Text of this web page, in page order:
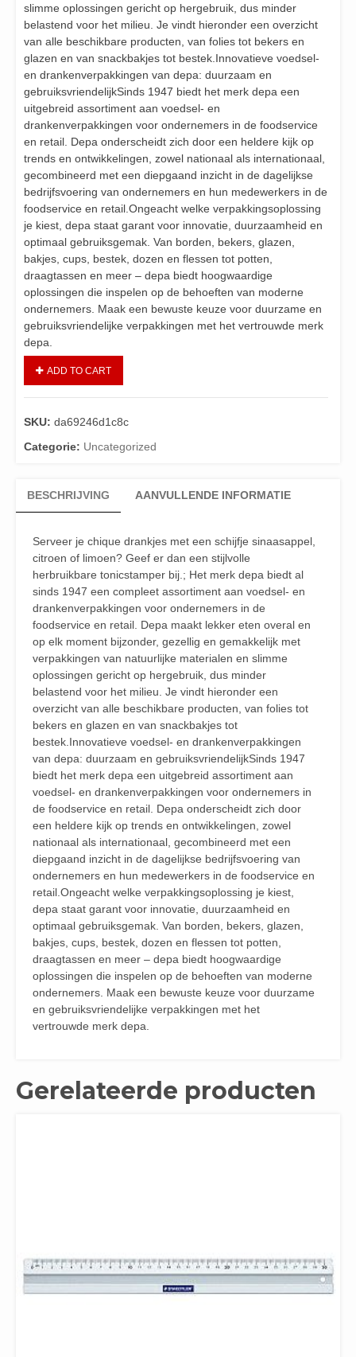
slimme oplossingen gericht op hergebruik, dus minder
belastend voor het milieu. Je vindt hieronder een overzicht
van alle beschikbare producten, van folies tot bekers en
glazen en van snackbakjes tot bestek.Innovatieve voedsel-
en drankenverpakkingen van depa: duurzaam en
gebruiksvriendelijkSinds 1947 biedt het merk depa een
uitgebreid assortiment aan voedsel- en
drankenverpakkingen voor ondernemers in de foodservice
en retail. Depa onderscheidt zich door een heldere kijk op
trends en ontwikkelingen, zowel nationaal als internationaal,
gecombineerd met een diepgaand inzicht in de dagelijkse
bedrijfsvoering van ondernemers en hun medewerkers in de
foodservice en retail.Ongeacht welke verpakkingsoplossing
je kiest, depa staat garant voor innovatie, duurzaamheid en
optimaal gebruiksgemak. Van borden, bekers, glazen,
bakjes, cups, bestek, dozen en flessen tot potten,
draagtassen en meer – depa biedt hoogwaardige
oplossingen die inspelen op de behoeften van moderne
ondernemers. Maak een bewuste keuze voor duurzame en
gebruiksvriendelijke verpakkingen met het vertrouwde merk
depa.
ADD TO CART
SKU: da69246d1c8c
Categorie: Uncategorized
BESCHRIJVING AANVULLENDE INFORMATIE
Serveer je chique drankjes met een schijfje sinaasappel,
citroen of limoen? Geef er dan een stijlvolle
herbruikbare tonicstamper bij.; Het merk depa biedt al
sinds 1947 een compleet assortiment aan voedsel- en
drankenverpakkingen voor ondernemers in de
foodservice en retail. Depa maakt lekker eten overal en
op elk moment bijzonder, gezellig en gemakkelijk met
verpakkingen van natuurlijke materialen en slimme
oplossingen gericht op hergebruik, dus minder
belastend voor het milieu. Je vindt hieronder een
overzicht van alle beschikbare producten, van folies tot
bekers en glazen en van snackbakjes tot
bestek.Innovatieve voedsel- en drankenverpakkingen
van depa: duurzaam en gebruiksvriendelijkSinds 1947
biedt het merk depa een uitgebreid assortiment aan
voedsel- en drankenverpakkingen voor ondernemers in
de foodservice en retail. Depa onderscheidt zich door
een heldere kijk op trends en ontwikkelingen, zowel
nationaal als internationaal, gecombineerd met een
diepgaand inzicht in de dagelijkse bedrijfsvoering van
ondernemers en hun medewerkers in de foodservice en
retail.Ongeacht welke verpakkingsoplossing je kiest,
depa staat garant voor innovatie, duurzaamheid en
optimaal gebruiksgemak. Van borden, bekers, glazen,
bakjes, cups, bestek, dozen en flessen tot potten,
draagtassen en meer – depa biedt hoogwaardige
oplossingen die inspelen op de behoeften van moderne
ondernemers. Maak een bewuste keuze voor duurzame
en gebruiksvriendelijke verpakkingen met het
vertrouwde merk depa.
Gerelateerde producten